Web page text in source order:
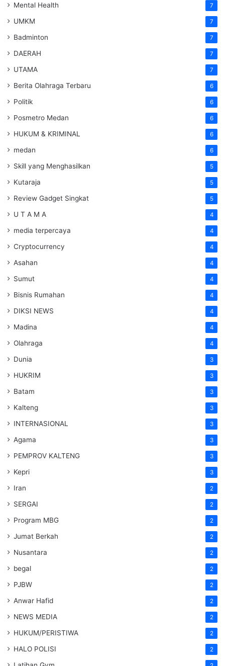
Mental Health 7
UMKM 7
Badminton 7
DAERAH 7
UTAMA 7
Berita Olahraga Terbaru 6
Politik 6
Posmetro Medan 6
HUKUM & KRIMINAL 6
medan 6
Skill yang Menghasilkan 5
Kutaraja 5
Review Gadget Singkat 5
U T A M A 4
media terpercaya 4
Cryptocurrency 4
Asahan 4
Sumut 4
Bisnis Rumahan 4
DIKSI NEWS 4
Madina 4
Olahraga 4
Dunia 3
HUKRIM 3
Batam 3
Kalteng 3
INTERNASIONAL 3
Agama 3
PEMPROV KALTENG 3
Kepri 3
Iran 2
SERGAI 2
Program MBG 2
Jumat Berkah 2
Nusantara 2
begal 2
PJBW 2
Anwar Hafid 2
NEWS MEDIA 2
HUKUM/PERISTIWA 2
HALO POLISI 2